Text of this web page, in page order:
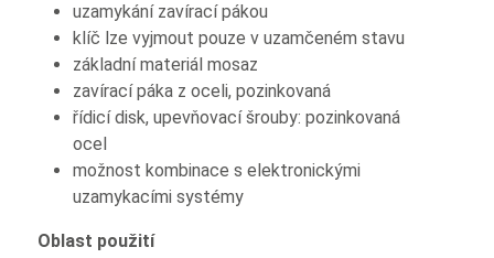
uzamykání zavírací pákou
klíč lze vyjmout pouze v uzamčeném stavu
základní materiál mosaz
zavírací páka z oceli, pozinkovaná
řídicí disk, upevňovací šrouby: pozinkovaná
ocel
možnost kombinace s elektronickými
uzamykacími systémy
Oblast použití